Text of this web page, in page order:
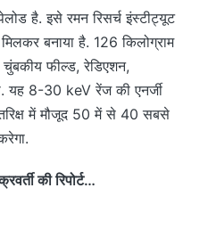
है. इसे रमन रिसर्च इंस्टीट्यूट
बनाया है. 126 किलोग्राम
फील्ड, रेडिएशन,
यह 8-30 keV रेंज की एनर्जी
में मौजूद 50 में से 40 सबसे
की रिपोर्ट…